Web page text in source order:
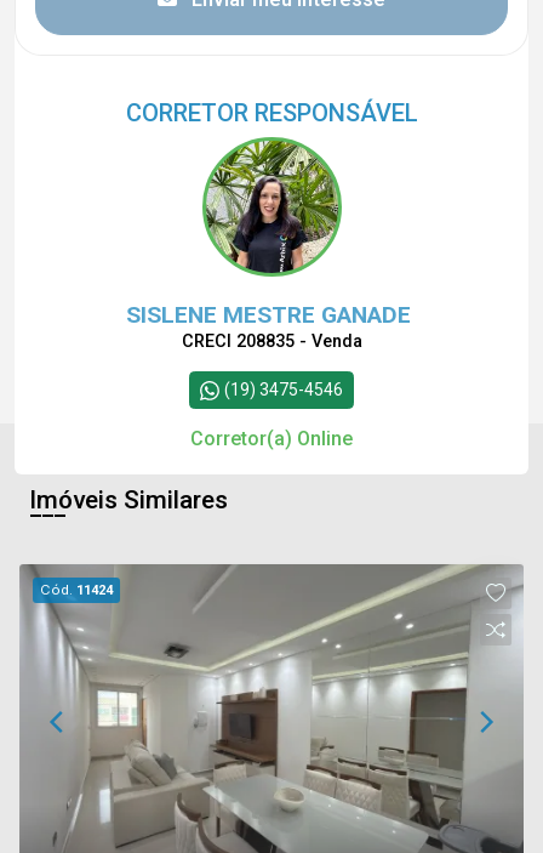
CORRETOR RESPONSÁVEL
SISLENE MESTRE GANADE
CRECI 208835 - Venda
(19) 3475-4546
Corretor(a) Online
Imóveis Similares
Cód. 11424